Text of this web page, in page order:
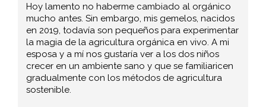
Hoy lamento no haberme cambiado al orgánico
mucho antes. Sin embargo, mis gemelos, nacidos
en 2019, todavía son pequeños para experimentar
la magia de la agricultura orgánica en vivo. A mi
esposa y a mí nos gustaría ver a los dos niños
crecer en un ambiente sano y que se familiaricen
gradualmente con los métodos de agricultura
sostenible.